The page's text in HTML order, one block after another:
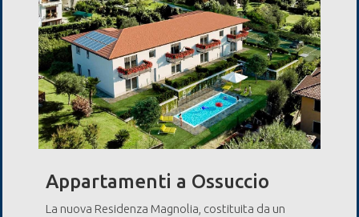
Appartamenti a Ossuccio
La nuova Residenza Magnolia, costituita da un